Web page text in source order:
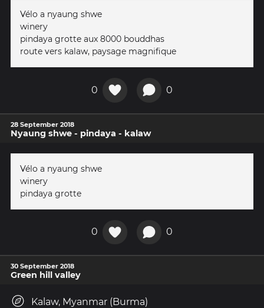
Vélo a nyaung shwe
winery
pindaya grotte aux 8000 bouddhas
route vers kalaw, paysage magnifique
0 0
28 September 2018
Nyaung shwe - pindaya - kalaw
Vélo a nyaung shwe
winery
pindaya grotte
0 0
30 September 2018
Green hill valley
Kalaw, Myanmar (Burma)